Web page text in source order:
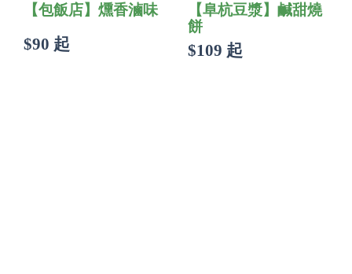
【包飯店】燻香滷味
$90 起
【阜杭豆漿】鹹甜燒
餅
$109 起